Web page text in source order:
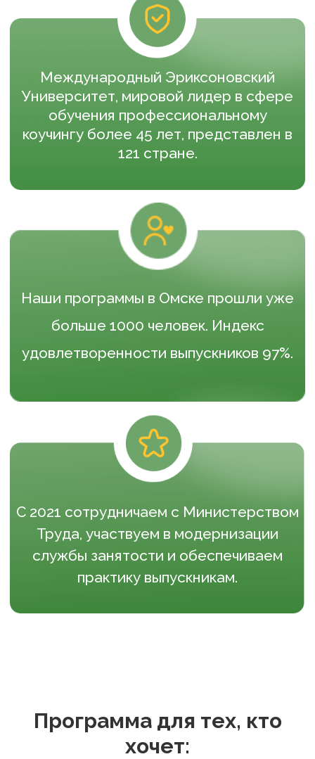
больше 1000 человек. Индекс
удовлетворенности выпускников 97%.
С 2021 сотрудничаем с Министерством
Труда, участвуем в модернизации
практику выпускникам.
Программа для тех, кто
хочет: